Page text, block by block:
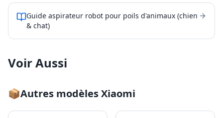
Guide aspirateur robot pour poils d'animaux (chien
& chat)
Voir Aussi
📦Autres modèlesXiaomi